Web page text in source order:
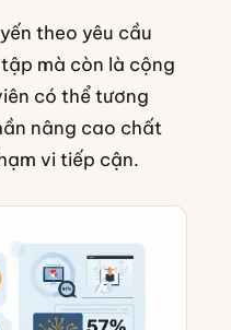
theo yêu cầu
mà còn là cộng
có thể tương
nâng cao chất
vi tiếp cận.